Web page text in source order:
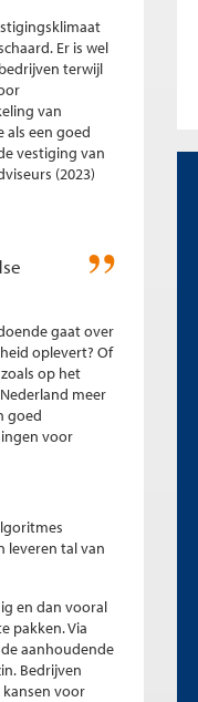
Er is wel
terwijl
van
een goed
vestiging van
(2023)
gaat over
oplevert? Of
op het
meer
goed
voor
leveren tal van
en dan vooral
pakken. Via
aanhoudende
Bedrijven
voor